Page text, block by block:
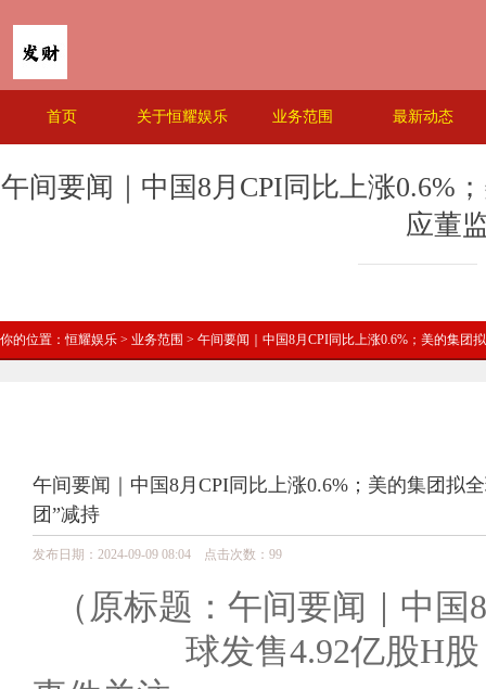
首页 关于恒耀娱乐 业务范围 最新动态
午间要闻｜中国8月CPI同比上涨0.6%
应董
你的位置：恒耀娱乐 > 业务范围 > 午间要闻｜中国8月CPI同比上涨0.6%；美的集团
午间要闻｜中国8月CPI同比上涨0.6%；美的集团拟
团”减持
发布日期：2024-09-09 08:04 点击次数：99
（原标题：午间要闻｜中
球发售4.92亿股H